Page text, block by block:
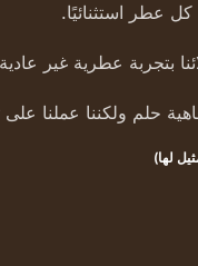
عطر استثنائيًا.
بتجربة عطرية غير
حلم ولكننا عملنا
لها)